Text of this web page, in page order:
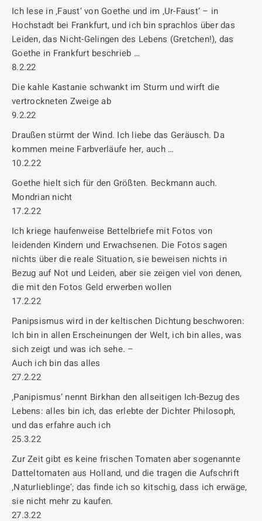
Ich lese in ‚Faust‘ von Goethe und im ‚Ur-Faust‘ – in
Hochstadt bei Frankfurt, und ich bin sprachlos über das
Leiden, das Nicht-Gelingen des Lebens (Gretchen!), das
Goethe in Frankfurt beschrieb …
8.2.22
Die kahle Kastanie schwankt im Sturm und wirft die
vertrockneten Zweige ab
9.2.22
Draußen stürmt der Wind. Ich liebe das Geräusch. Da
kommen meine Farbverläufe her, auch …
10.2.22
Goethe hielt sich für den Größten. Beckmann auch.
Mondrian nicht
17.2.22
Ich kriege haufenweise Bettelbriefe mit Fotos von
leidenden Kindern und Erwachsenen. Die Fotos sagen
nichts über die reale Situation, sie beweisen nichts in
Bezug auf Not und Leiden, aber sie zeigen viel von denen,
die mit den Fotos Geld erwerben wollen
17.2.22
Panipsismus wird in der keltischen Dichtung beschworen:
Ich bin in allen Erscheinungen der Welt, ich bin alles, was
sich zeigt und was ich sehe. –
Auch ich bin das alles
27.2.22
‚Panipismus‘ nennt Birkhan den allseitigen Ich-Bezug des
Lebens: alles bin ich, das erlebte der Dichter Philosoph,
und das erfahre auch ich
25.3.22
Zur Zeit gibt es keine frischen Tomaten aber sogenannte
Datteltomaten aus Holland, und die tragen die Aufschrift
‚Naturlieblinge‘; das finde ich so kitschig, dass ich erwäge,
sie nicht mehr zu kaufen.
27.3.22